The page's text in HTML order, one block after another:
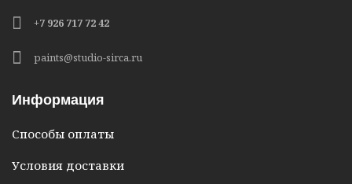
+7 926 717 72 42
paints@studio-sirca.ru
Информация
Способы оплаты
Условия доставки